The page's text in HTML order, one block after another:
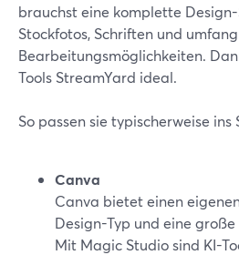
brauchst eine komplette
Stockfotos, Schriften und
Bearbeitungsmöglichkeiten.
Tools StreamYard ideal.
So passen sie typischerweise ins
Canva
Canva bietet einen
Design-Typ und eine
Mit Magic Studio sind KI-